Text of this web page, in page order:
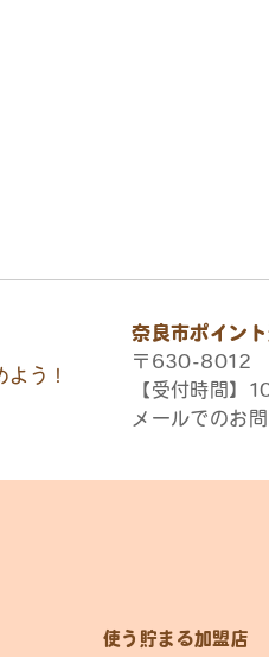
う！
奈良市ポイン
〒630-8012
【受付時間】
メールでのお
使う貯まる加盟店